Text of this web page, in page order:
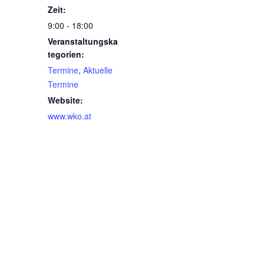
Zeit:
9:00 - 18:00
Veranstaltungska
tegorien:
Termine, Aktuelle
Termine
Website:
www.wko.at